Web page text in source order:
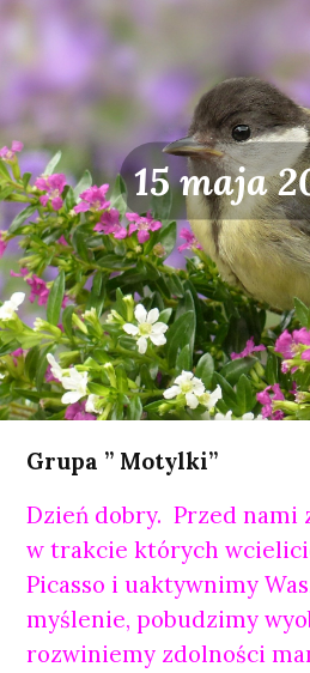
15 maja
Grupa ” Motylki”
Dzień dobry. Przed nami
w trakcie których
Picasso i uaktywnimy
myślenie, pobudzimy
rozwiniemy zdolności